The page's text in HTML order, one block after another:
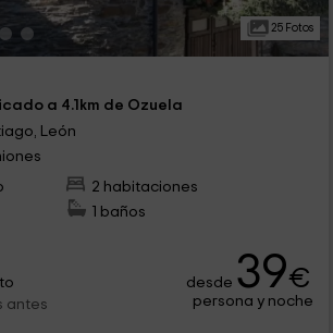
25 Fotos
a 4.1km de Ozuela
León
2 habitaciones
1 baños
antes
desde 39€
persona y noche